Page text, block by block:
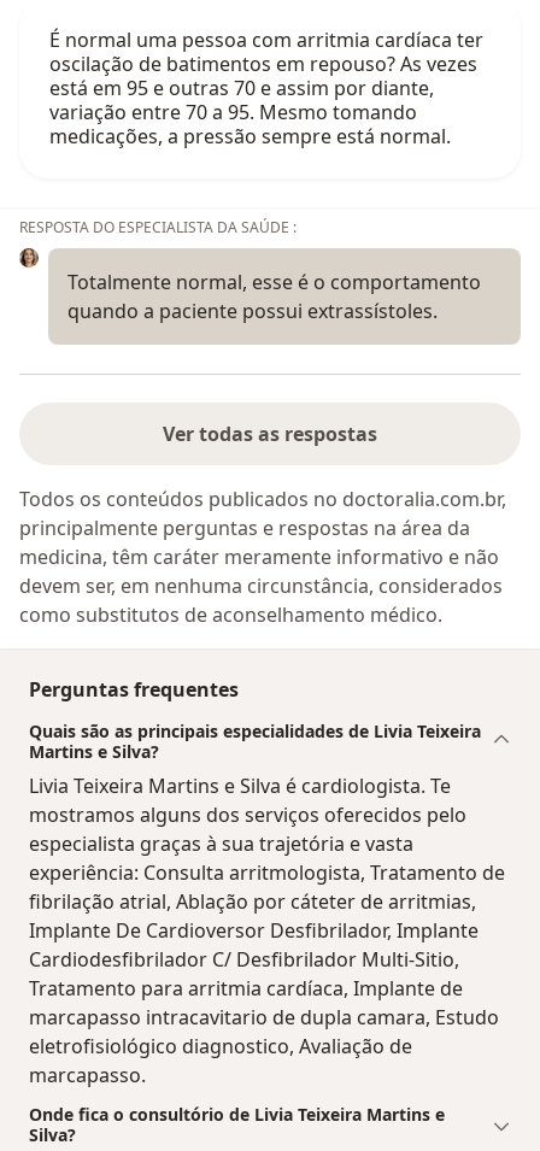
É normal uma pessoa com arritmia cardíaca ter
oscilação de batimentos em repouso? As vezes
está em 95 e outras 70 e assim por diante,
variação entre 70 a 95. Mesmo tomando
medicações, a pressão sempre está normal.
RESPOSTA DO ESPECIALISTA DA SAÚDE :
Totalmente normal, esse é o comportamento
quando a paciente possui extrassístoles.
Ver todas as respostas
Todos os conteúdos publicados no doctoralia.com.br,
principalmente perguntas e respostas na área da
medicina, têm caráter meramente informativo e não
devem ser, em nenhuma circunstância, considerados
como substitutos de aconselhamento médico.
Perguntas frequentes
Quais são as principais especialidades de Livia Teixeira
Martins e Silva?
Livia Teixeira Martins e Silva é cardiologista. Te
mostramos alguns dos serviços oferecidos pelo
especialista graças à sua trajetória e vasta
experiência: Consulta arritmologista, Tratamento de
fibrilação atrial, Ablação por cáteter de arritmias,
Implante De Cardioversor Desfibrilador, Implante
Cardiodesfibrilador C/ Desfibrilador Multi-Sitio,
Tratamento para arritmia cardíaca, Implante de
marcapasso intracavitario de dupla camara, Estudo
eletrofisiológico diagnostico, Avaliação de
marcapasso.
Onde fica o consultório de Livia Teixeira Martins e
Silva?